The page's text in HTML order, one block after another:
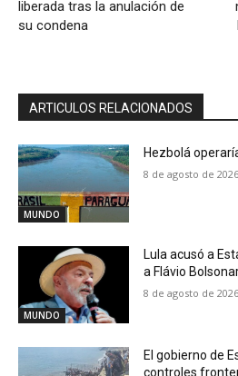
liberada tras la anulación de
su condena
ARTICULOS RELACIONADOS
MUNDO
Hezbolá
8 de agosto de 2026
MUNDO
Lula acusó a
a Flávio
8 de agosto de 2026
El gobierno de
controles